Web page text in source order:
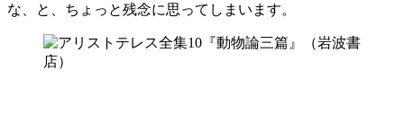
な、と、ちょっと残念に思ってしまいます。